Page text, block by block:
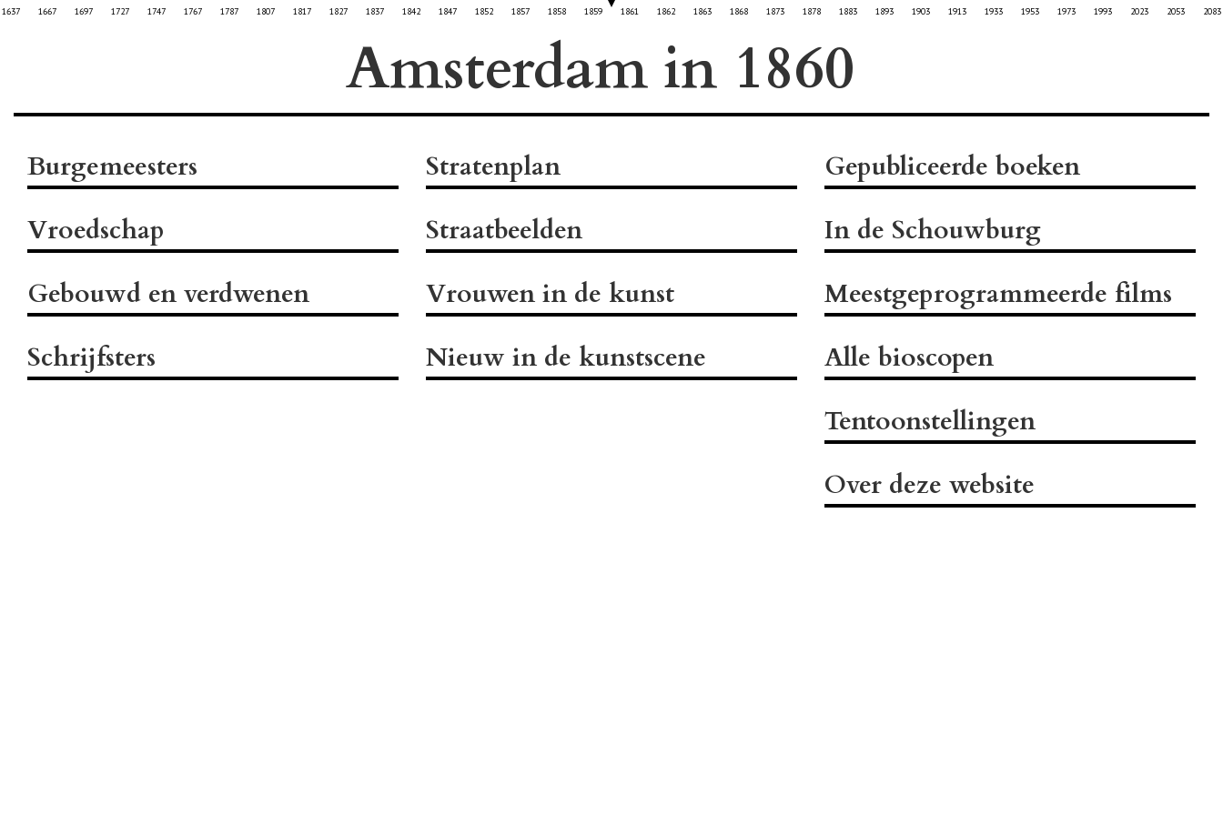
1637 1667 1697 1727 1747 1767 1787 1807 1817 1827 1837 1842 1847 1852 1857 1858 1859 1861 1862 1863 1868 1873 1878 1883 1893 1903 1913 1933 1953 1973 1993 2023 2053 2083
Amsterdam in
Burgemeesters
Vroedschap
Gebouwd en verdwenen
Schrijfsters
Stratenplan
Straatbeelden
Vrouwen in de kunst
Nieuw in de kunstscene
Gepubliceerde boeken
In de Schouwburg
Meestgeprogrammeerde films
Alle bioscopen
Tentoonstellingen
Over deze website